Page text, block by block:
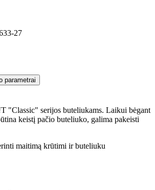
27
parametrai
"Classic" serijos buteliukams. Laikui bėgant
keistį pačio buteliuko, galima pakeisti
maitimą krūtimi ir buteliuku